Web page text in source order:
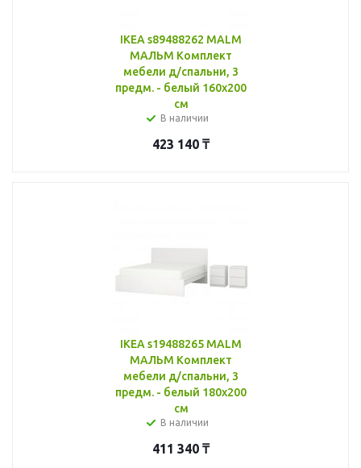
IKEA s89488262 MALM
МАЛЬМ Комплект
мебели д/спальни, 3
предм. - белый 160x200
см
В наличии
423 140 ₸
IKEA s19488265 MALM
МАЛЬМ Комплект
мебели д/спальни, 3
предм. - белый 180x200
см
В наличии
411 340 ₸